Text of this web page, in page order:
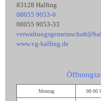
83128 Halfing
08055 9053-0
08055 9053-33
www.vg-halfing.de
Montag 08:00